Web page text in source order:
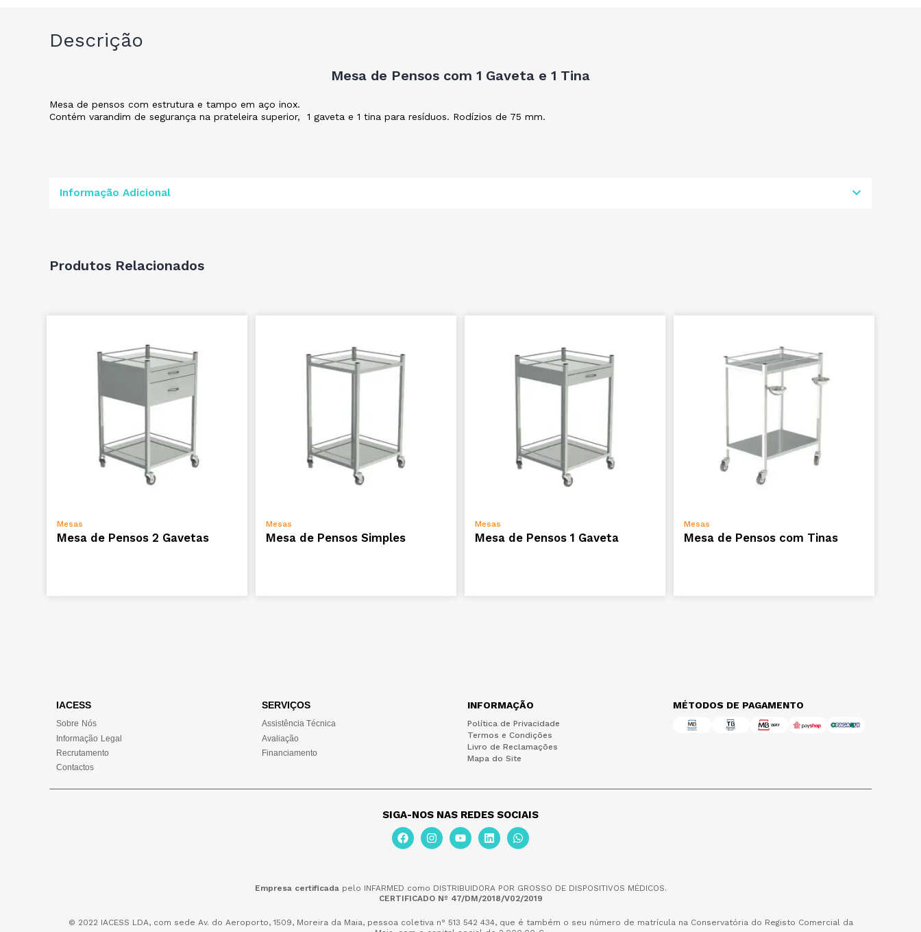
Descrição
Mesa de Pensos com 1 Gaveta e 1 Tina
Mesa de pensos com estrutura e tampo em aço inox.
Contém varandim de segurança na prateleira superior, 1 gaveta e 1 tina para resíduos. Rodízios de 75 mm.
Informação Adicional
Produtos Relacionados
Mesas
Mesa de Pensos 2 Gavetas
Mesas
Mesa de Pensos Simples
Mesas
Mesa de Pensos 1 Gaveta
Mesas
Mesa de Pensos com Tinas
IACESS
Sobre Nós
Informação Legal
Recrutamento
Contactos
SERVIÇOS
Assistência Técnica
Avaliação
Financiamento
INFORMAÇÃO
Política de Privacidade
Termos e Condições
Livro de Reclamações
Mapa do Site
MÉTODOS DE PAGAMENTO
SIGA-NOS NAS REDES SOCIAIS
Empresa certificadapelo INFARMED como DISTRIBUIDORA POR GROSSO DE DISPOSITIVOS MÉDICOS.
CERTIFICADO Nº 47/DM/2018/V02/2019
© 2022 IACESS LDA, com sede Av. do Aeroporto, 1509, Moreira da Maia, pessoa coletiva n° 513 542 434, que é também o seu número de matrícula na Conservatória do Registo Comercial da